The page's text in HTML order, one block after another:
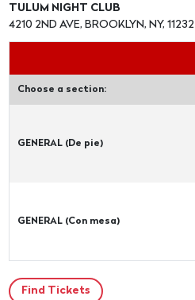
TULUM NIGHT CLUB
4210 2ND AVE, BROOKLYN, NY, 11232
Choose a section:
GENERAL (De pie)
GENERAL (Con mesa)